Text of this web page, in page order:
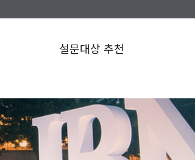
설문대상 추천